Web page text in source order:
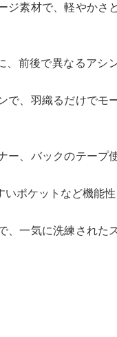
ジ素材で、軽やかさ
前後で異なるアシ
で、羽織るだけでモ
ー、バックのテープ
ポケットなど機能性
、一気に洗練された